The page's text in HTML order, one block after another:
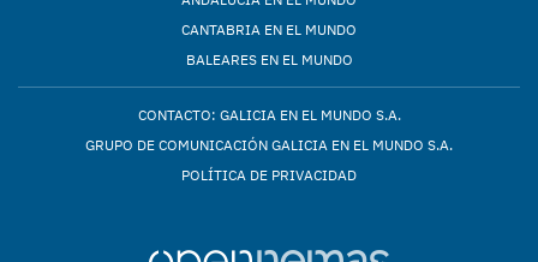
CANTABRIA EN EL MUNDO
BALEARES EN EL MUNDO
CONTACTO: GALICIA EN EL MUNDO S.A.
GRUPO DE COMUNICACIÓN GALICIA EN EL MUNDO S.A.
POLÍTICA DE PRIVACIDAD